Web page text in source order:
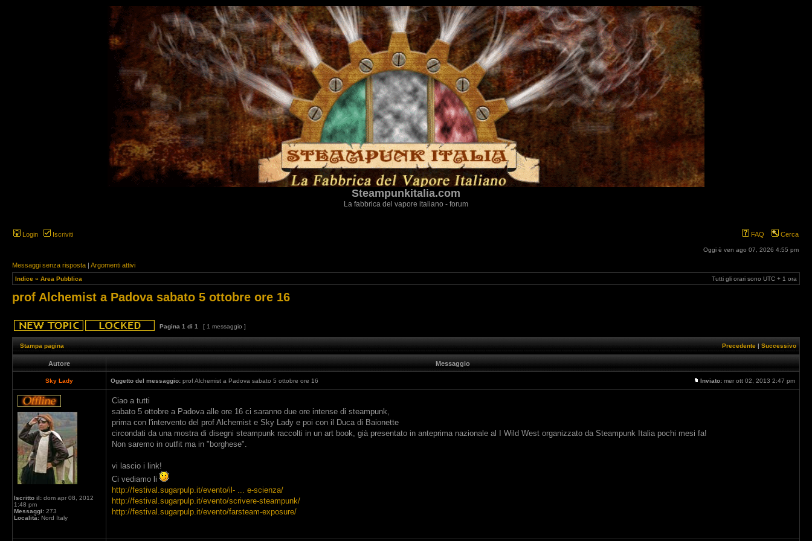
Steampunkitalia.com
La fabbrica del vapore italiano - forum
Login Iscriviti FAQ Cerca
Oggi è ven ago 07, 2026 4:55 pm
Messaggi senza risposta | Argomenti attivi
Indice » Area Pubblica Tutti gli orari sono UTC + 1 ora
prof Alchemist a Padova sabato 5 ottobre ore 16
Pagina 1 di 1 [ 1 messaggio ]
Stampa pagina Precedente | Successivo
Autore Messaggio
Sky Lady Oggetto del messaggio: prof Alchemist a Padova sabato 5 ottobre ore 16 Inviato: mer ott 02, 2013 2:47 pm
Iscritto il: dom apr 08, 2012
1:48 pm
Messaggi: 273
Località: Nord Italy
Ciao a tutti
sabato 5 ottobre a Padova alle ore 16 ci saranno due ore intense di steampunk,
prima con l'intervento del prof Alchemist e Sky Lady e poi con il Duca di Baionette
circondati da una mostra di disegni steampunk raccolti in un art book, già presentato in anteprima nazionale al I Wild West organizzato da Steampunk Italia pochi mesi fa!
Non saremo in outfit ma in "borghese".
vi lascio i link!
Ci vediamo li
http://festival.sugarpulp.it/evento/il- ... e-scienza/
http://festival.sugarpulp.it/evento/scrivere-steampunk/
http://festival.sugarpulp.it/evento/farsteam-exposure/